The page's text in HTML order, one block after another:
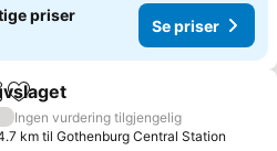
priser
Se priser
Legg til i favoritter
Ingen vurdering tilgjengelig
km til Gothenburg Central Station